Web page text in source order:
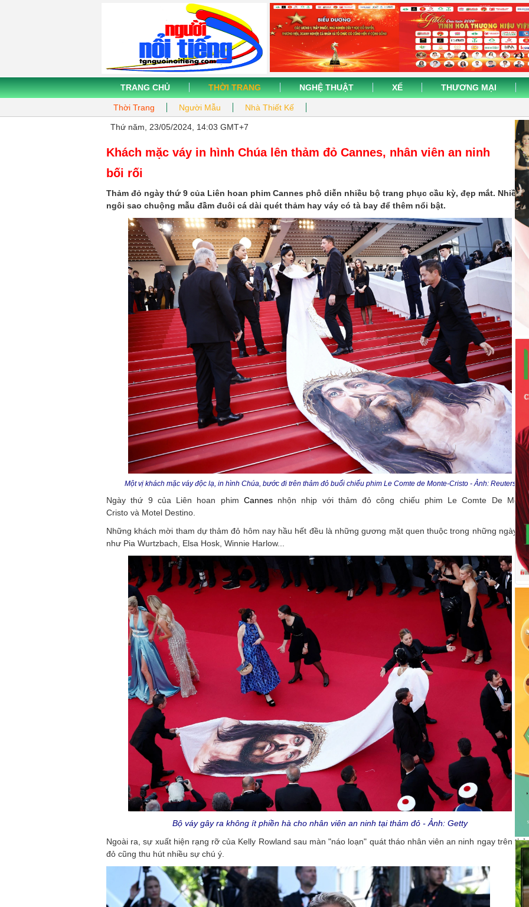
TRANG CHỦ THỜI TRANG
Thời Trang Người Mẫu Nhà Thiết Kế
NGHỆ THUẬT XẾ THƯƠNG MẠI
Thứ năm, 23/05/2024, 14:03 GMT+7
Khách mặc váy in hình Chúa lên thảm đỏ Cannes, nhân viên an ninh
bối rối
Thảm đỏ ngày thứ 9 của Liên hoan phim Cannes phô diễn nhiều bộ trang phục cầu kỳ, đẹp mắt. Nhiều
ngôi sao chuộng mẫu đầm đuôi cá dài quét thảm hay váy có tà bay để thêm nổi bật.
Một vị khách mặc váy độc lạ, in hình Chúa, bước đi trên thảm đỏ buổi chiếu phim Le Comte de Monte-Cristo - Ảnh: Reuters
Ngày thứ 9 của Liên hoan phim Cannesnhộn nhịp với thảm đỏ công chiếu phim Le Comte De
Cristo và Motel Destino.
Những khách mời tham dự thảm đỏ hôm nay hầu hết đều là những gương mặt quen thuộc trong những ngày
như Pia Wurtzbach, Elsa Hosk, Winnie Harlow...
Bộ váy gây ra không ít phiền hà cho nhân viên an ninh tại thảm đỏ - Ảnh: Getty
Ngoài ra, sự xuất hiện rạng rỡ của Kelly Rowland sau màn "náo loạn" quát tháo nhân viên an ninh ngay trên
đỏ cũng thu hút nhiều sự chú ý.